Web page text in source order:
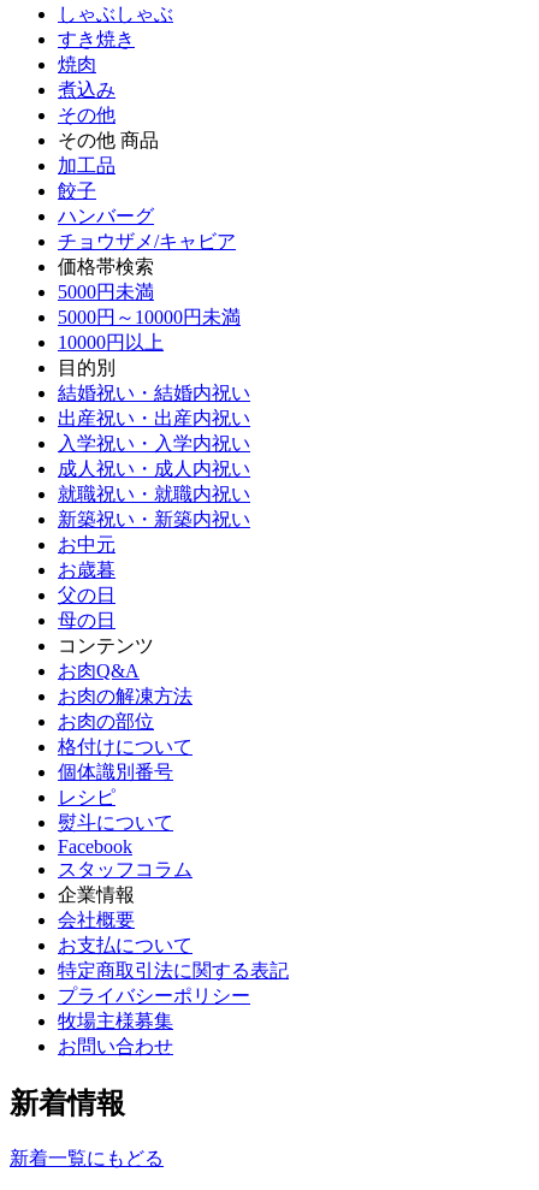
しゃぶしゃぶ
すき焼き
焼肉
煮込み
その他
その他 商品
加工品
餃子
ハンバーグ
チョウザメ/キャビア
価格帯検索
5000円未満
5000円～10000円未満
10000円以上
目的別
結婚祝い・結婚内祝い
出産祝い・出産内祝い
入学祝い・入学内祝い
成人祝い・成人内祝い
就職祝い・就職内祝い
新築祝い・新築内祝い
お中元
お歳暮
父の日
母の日
コンテンツ
お肉Q&A
お肉の解凍方法
お肉の部位
格付けについて
個体識別番号
レシピ
熨斗について
Facebook
スタッフコラム
企業情報
会社概要
お支払について
特定商取引法に関する表記
プライバシーポリシー
牧場主様募集
お問い合わせ
新着情報
新着一覧にもどる